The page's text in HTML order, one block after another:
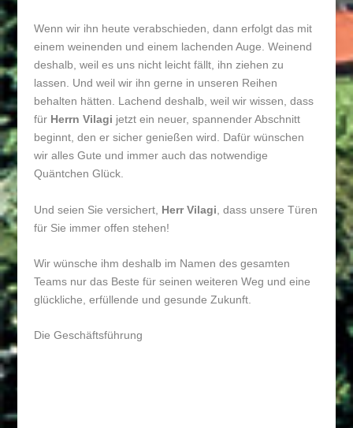
Wenn wir ihn heute verabschieden, dann erfolgt das mit
einem weinenden und einem lachenden Auge. Weinend
deshalb, weil es uns nicht leicht fällt, ihn ziehen zu
lassen. Und weil wir ihn gerne in unseren Reihen
behalten hätten. Lachend deshalb, weil wir wissen, dass
für Herrn Vilagi jetzt ein neuer, spannender Abschnitt
beginnt, den er sicher genießen wird. Dafür wünschen
wir alles Gute und immer auch das notwendige
Quäntchen Glück.
Und seien Sie versichert, Herr Vilagi , dass unsere Türen
für Sie immer offen stehen!
Wir wünsche ihm deshalb im Namen des gesamten
Teams nur das Beste für seinen weiteren Weg und eine
glückliche, erfüllende und gesunde Zukunft.
Die Geschäftsführung